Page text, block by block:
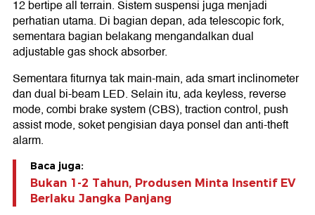
12 bertipe all terrain. Sistem suspensi juga menjadi
perhatian utama. Di bagian depan, ada telescopic fork,
sementara bagian belakang mengandalkan dual
adjustable gas shock absorber.
Sementara fiturnya tak main-main, ada smart inclinometer
dan dual bi-beam LED. Selain itu, ada keyless, reverse
mode, combi brake system (CBS), traction control, push
assist mode, soket pengisian daya ponsel dan anti-theft
alarm.
Baca juga:
Bukan 1-2 Tahun, Produsen Minta Insentif EV
Berlaku Jangka Panjang